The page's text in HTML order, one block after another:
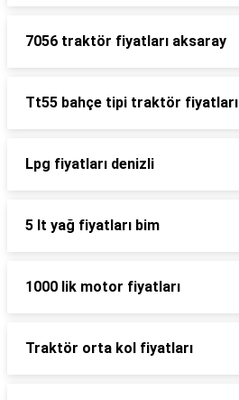
7056 traktör fiyatları aksaray
Tt55 bahçe tipi traktör fiyatları
Lpg fiyatları denizli
5 lt yağ fiyatları bim
1000 lik motor fiyatları
Traktör orta kol fiyatları